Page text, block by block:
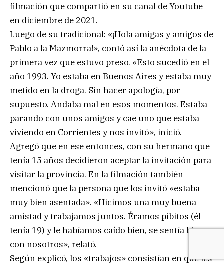
filmación que compartió en su canal de Youtube
en diciembre de 2021.
Luego de su tradicional: «¡Hola amigas y amigos de
Pablo a la Mazmorra!», contó así la anécdota de la
primera vez que estuvo preso. «Esto sucedió en el
año 1993. Yo estaba en Buenos Aires y estaba muy
metido en la droga. Sin hacer apología, por
supuesto. Andaba mal en esos momentos. Estaba
parando con unos amigos y cae uno que estaba
viviendo en Corrientes y nos invitó», inició.
Agregó que en ese entonces, con su hermano que
tenía 15 años decidieron aceptar la invitación para
visitar la provincia. En la filmación también
mencionó que la persona que los invitó «estaba
muy bien asentada». «Hicimos una muy buena
amistad y trabajamos juntos. Éramos pibitos (él
tenía 19) y le habíamos caído bien, se sentía bien
con nosotros», relató.
Según explicó, los «trabajos» consistían en que les